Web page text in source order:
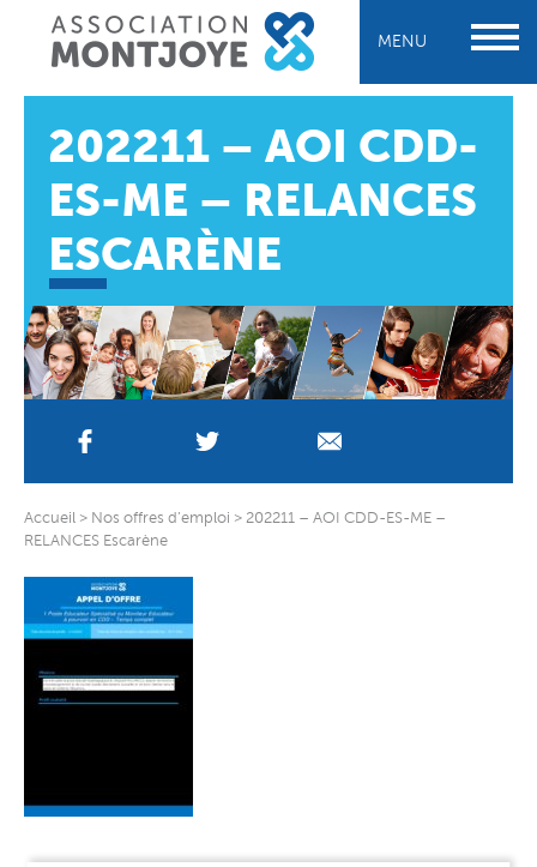
MENU
202211 – AOI CDD-
ES-ME – RELANCES
ESCARÈNE
Accueil > Nos offres d’emploi > 202211 – AOI CDD-ES-ME –
RELANCES Escarène